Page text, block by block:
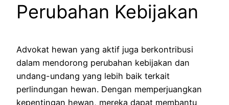
Perubahan Kebijakan
Advokat hewan yang aktif juga berkontribusi
dalam mendorong perubahan kebijakan dan
undang-undang yang lebih baik terkait
perlindungan hewan. Dengan memperjuangkan
kepentingan hewan, mereka dapat membantu